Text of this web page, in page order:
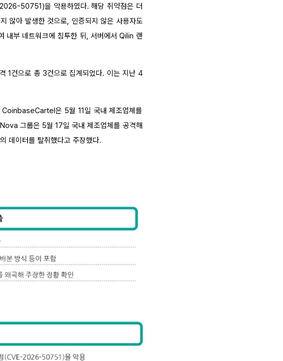
50751)을 악용하였다. 해당 취약점은 더
않아 발생한 것으로, 인증되지 않은 사용자도
내부 네트워크에 침투한 뒤, 서버에서 Qilin 랜
1건으로 총 3건으로 집계되었다. 이는 지난 4
은 5월 11일 국내 제조업체를
그룹은 5월 17일 국내 제조업체를 공격해
데이터를 탈취했다고 주장했다.